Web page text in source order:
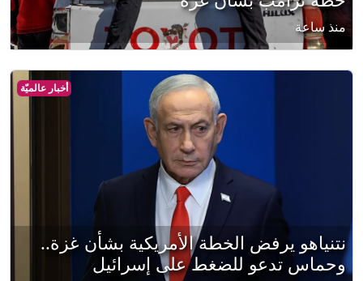
منذ ساعة
أخبار عالميّة
نتنياهو يرفض الخطة الأمريكية بشأن غزة..
وحماس تدعو للضغط على إسرائيل